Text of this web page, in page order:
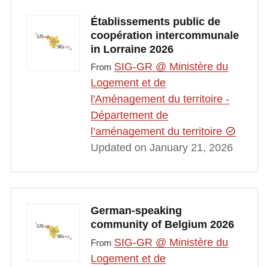
Établissements public de
coopération intercommunale
in Lorraine 2026
From SIG-GR @ Ministère du
Logement et de
l'Aménagement du territoire -
Département de
l’aménagement du territoire
Updated on January 21, 2026
German-speaking
community of Belgium 2026
From SIG-GR @ Ministère du
Logement et de